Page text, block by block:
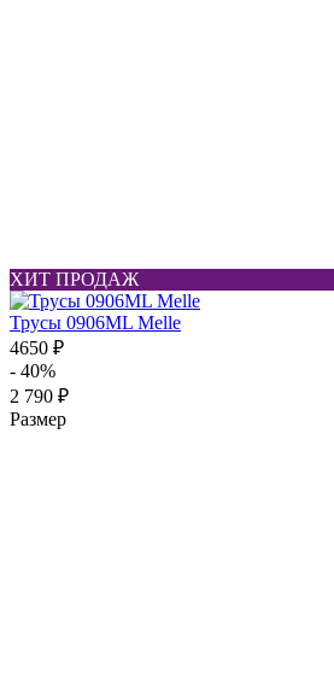
ХИТ ПРОДАЖ
Трусы 0906ML Melle
4650 ₽
- 40%
2 790 ₽
Размер